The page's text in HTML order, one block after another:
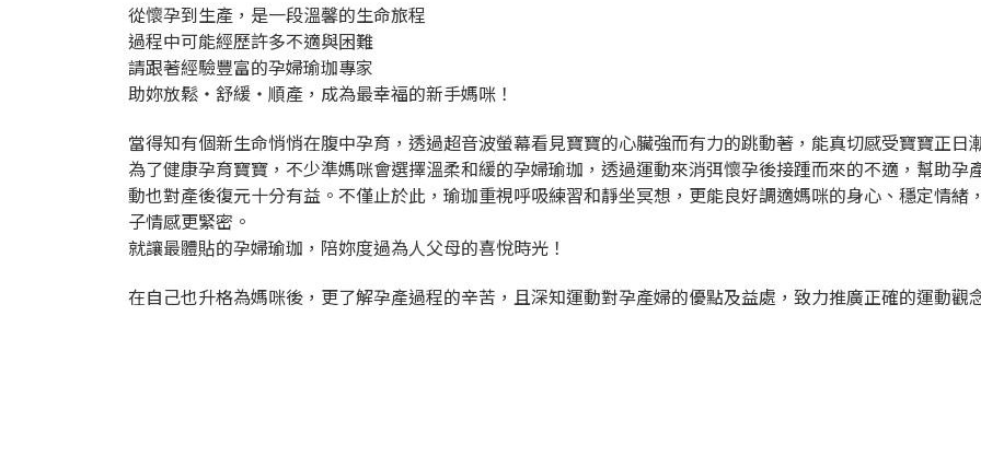
從懷孕到生產，是一段溫馨的生命旅程
過程中可能經歷許多不適與困難
請跟著經驗豐富的孕婦瑜珈專家
助妳放鬆‧舒緩‧順產，成為最幸福的新手媽咪！
當得知有個新生命悄悄在腹中孕育，透過超音波螢幕看見寶寶的心臟強而有力的跳動著，能真切感受寶寶正日
為了健康孕育寶寶，不少準媽咪會選擇溫柔和緩的孕婦瑜珈，透過運動來消弭懷孕後接踵而來的不適，幫助
動也對產後復元十分有益。不僅止於此，瑜珈重視呼吸練習和靜坐冥想，更能良好調適媽咪的身心、穩定情
子情感更緊密。
就讓最體貼的孕婦瑜珈，陪妳度過為人父母的喜悅時光！
在自己也升格為媽咪後，更了解孕產過程的辛苦，且深知運動對孕產婦的優點及益處，致力推廣正確的運動觀